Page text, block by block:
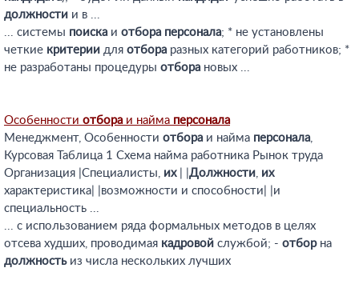
должности и в ...
... системы поиска и отбора персонала; * не установлены
четкие критерии для отбора разных категорий работников; *
не разработаны процедуры отбора новых ...
Особенности отбораи найма персонала
Менеджмент, Особенности отбора и найма персонала,
Курсовая Таблица 1 Схема найма работника Рынок труда
Организация |Специалисты, их| | Должности, их
характеристика| |возможности и способности| |и
специальность ...
... с использованием ряда формальных методов в целях
отсева худших, проводимая кадровой службой; - отборна
должностьиз числа нескольких лучших